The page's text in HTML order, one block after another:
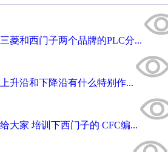
三菱和西门子两个品牌的PLC分...
上升沿和下降沿有什么特别作...
给大家 培训下西门子的 CFC编...